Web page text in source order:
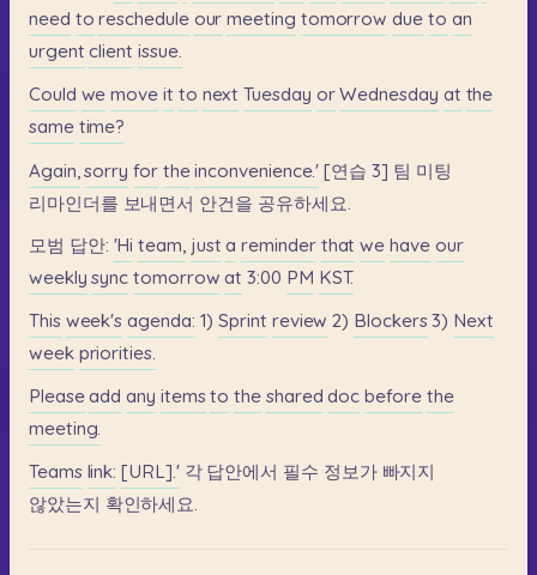
need to reschedule our meeting tomorrow due to an
urgent client issue.
Could we move it to next Tuesday or Wednesday at the
same time?
Again, sorry for the inconvenience.' [연습 3] 팀 미팅
리마인더를 보내면서 안건을 공유하세요.
모범 답안: 'Hi team, just a reminder that we have our
weekly sync tomorrow at 3:00 PM KST.
This week's agenda: 1) Sprint review 2) Blockers 3) Next
week priorities.
Please add any items to the shared doc before the
meeting.
Teams link: [URL].' 각 답안에서 필수 정보가 빠지지
않았는지 확인하세요.